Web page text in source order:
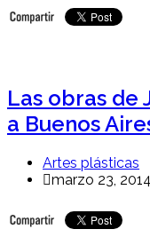
Las obras de
a Buenos
Artes plásticas
marzo 23, 2014